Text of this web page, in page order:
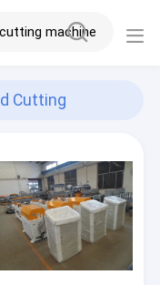
Cutting